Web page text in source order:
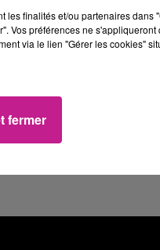
et compétences +
à bien ces missions.
est demandée.
une équipe.
les finalités et/ou partenaires dans
Vos préférences ne s'appliqueront
via le lien "Gérer les cookies"
fermer